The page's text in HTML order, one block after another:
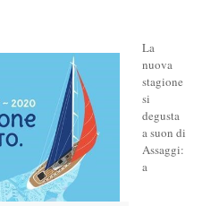
La
nuova
stagione
si
degusta
a suon di
Assaggi:
a